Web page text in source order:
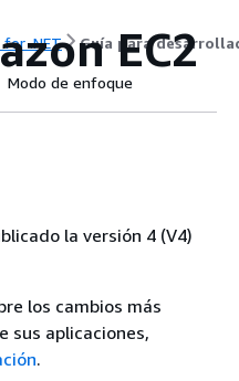
for .NET Guía para
EC2
Modo de enfoque
la versión 4 (V4)
los cambios más
sus aplicaciones,
.